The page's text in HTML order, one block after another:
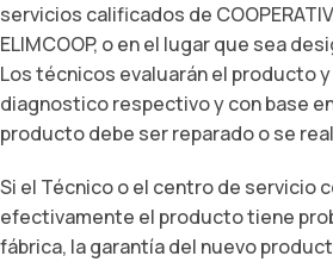
servicios calificados de
ELIMCOOP, o en el lugar que sea
Los técnicos evaluarán el producto
diagnostico respectivo y con base
producto debe ser reparado o se
Si el Técnico o el centro de servicio
efectivamente el producto tiene
fábrica, la garantía del nuevo